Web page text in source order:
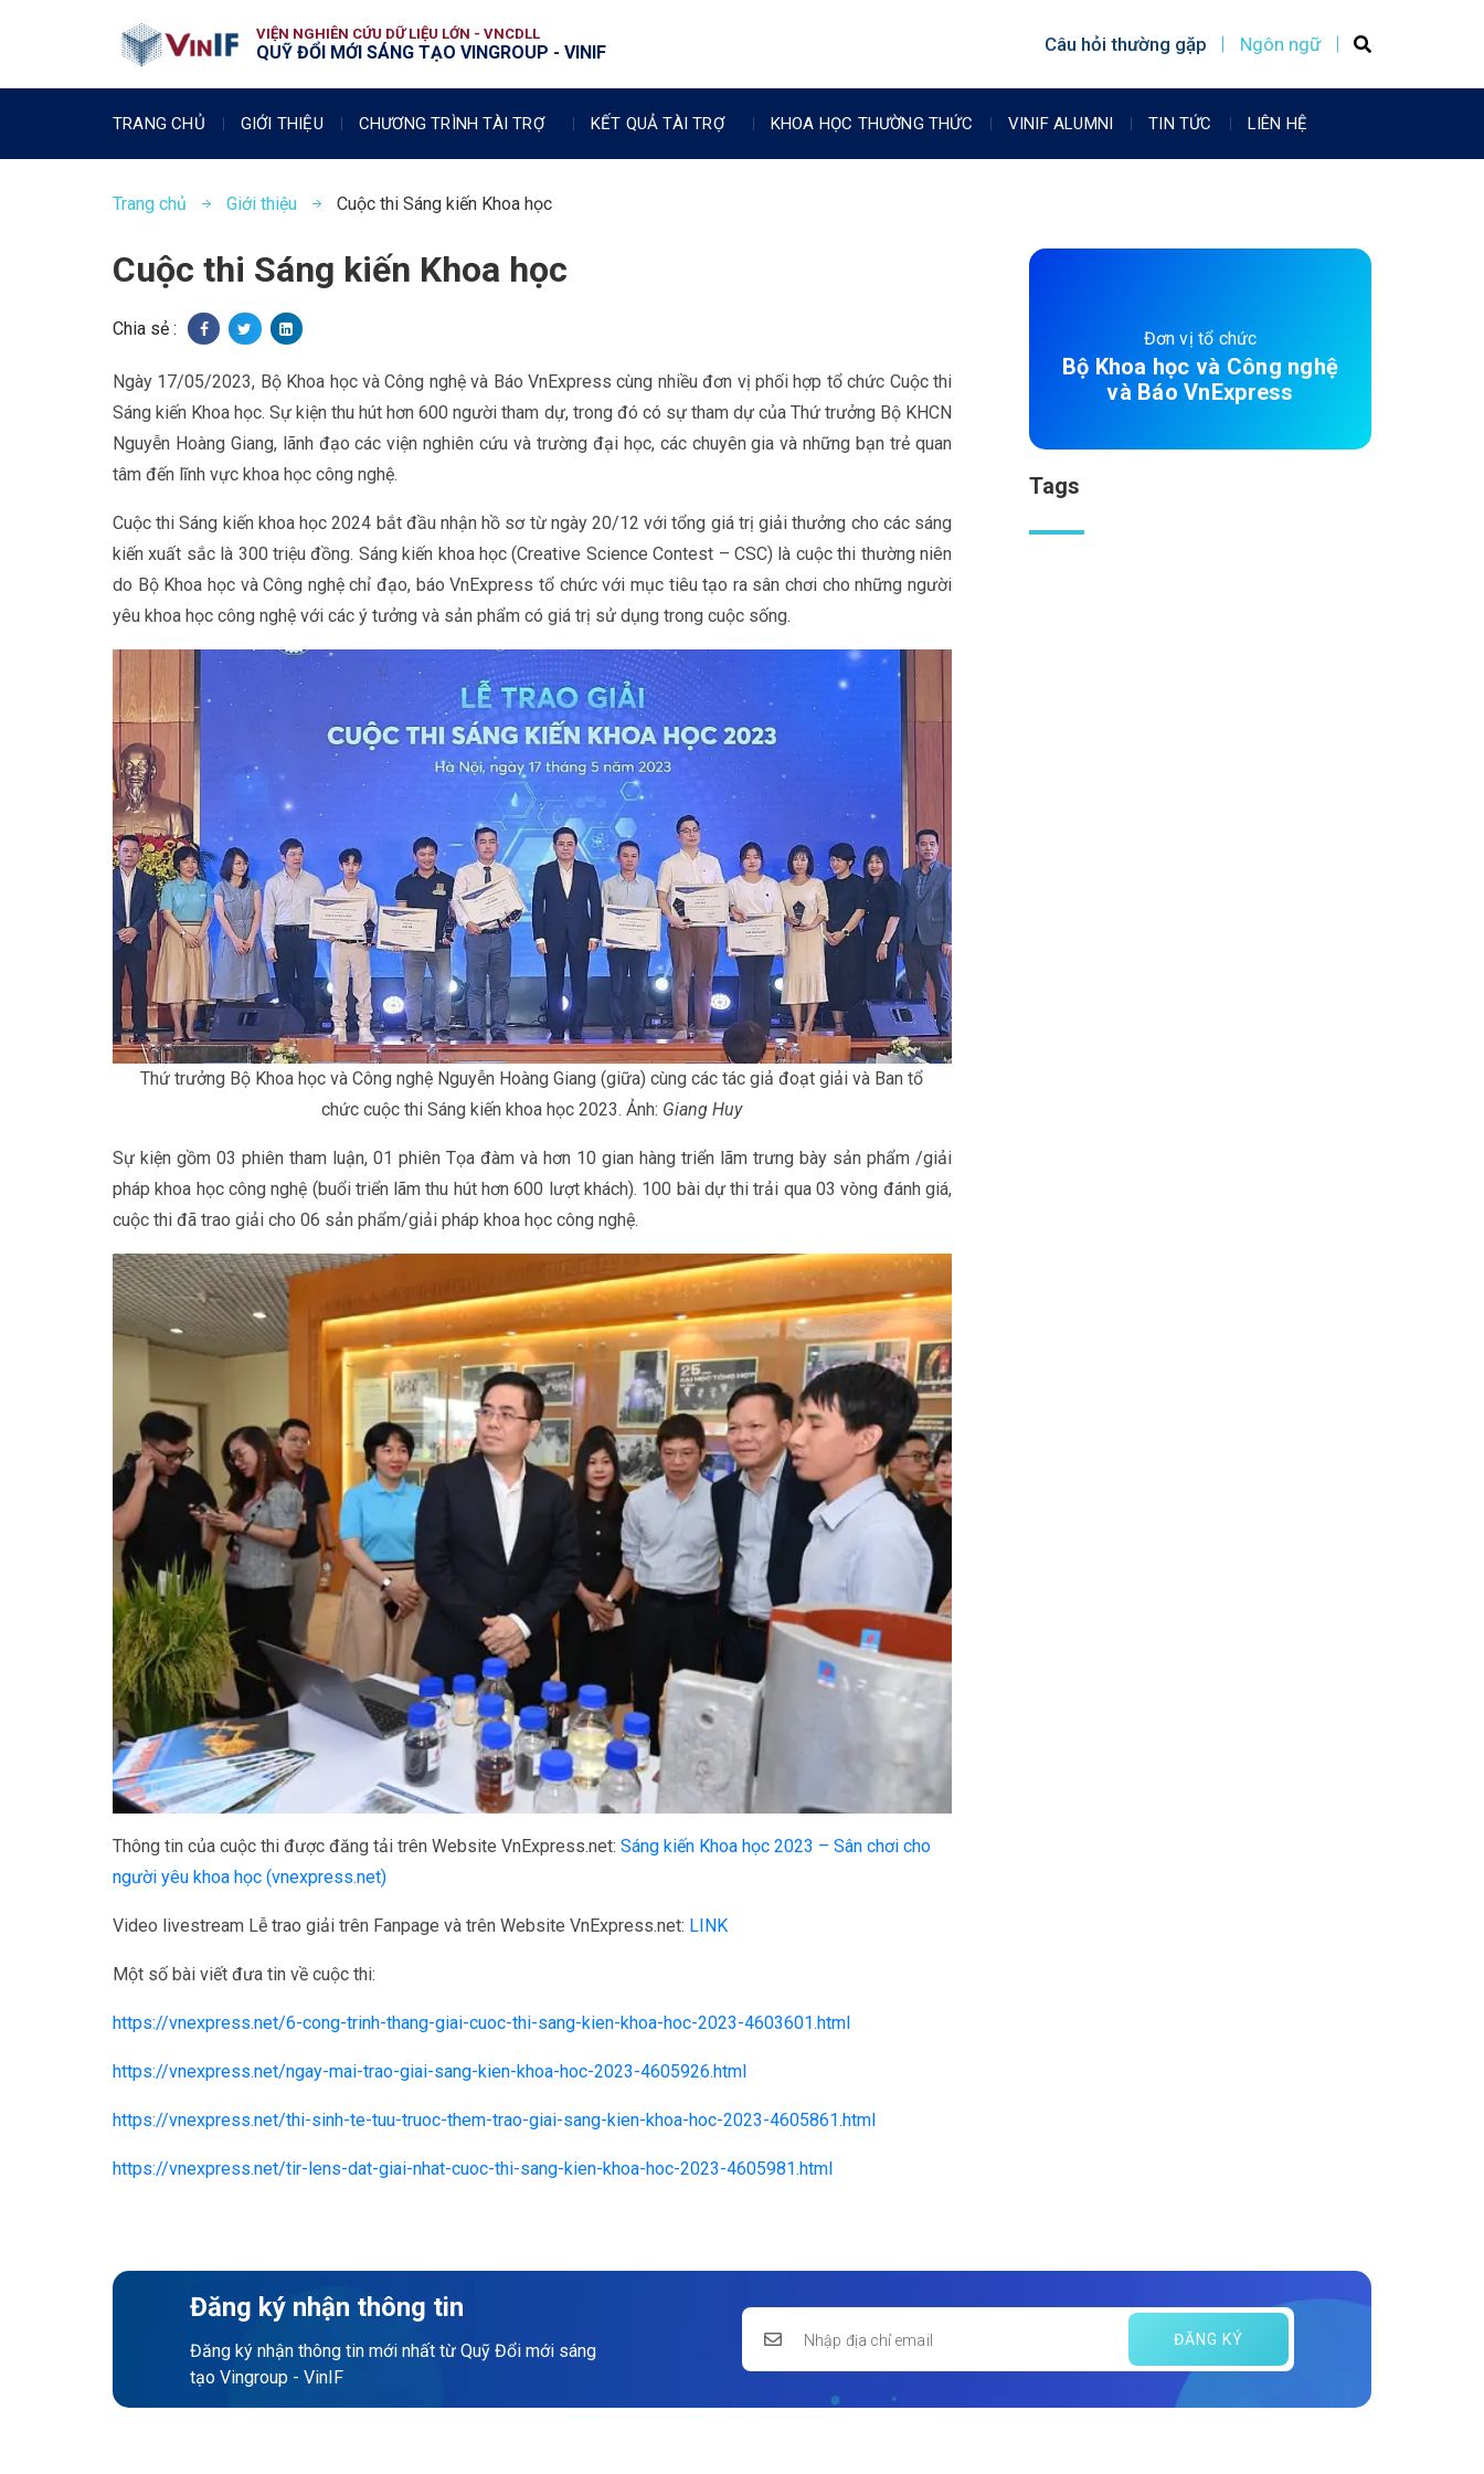
VIỆN NGHIÊN CỨU DỮ LIỆU LỚN - VNCDLL
QUỸ ĐỔI MỚI SÁNG TẠO VINGROUP - VINIF Câu hỏi thường gặp Ngôn ngữ
TRANG CHỦ GIỚI THIỆU CHƯƠNG TRÌNH TÀI TRỢ KẾT QUẢ TÀI TRỢ KHOA HỌC THƯỜNG THỨC VINIF ALUMNI TIN TỨC LIÊN HỆ
Trang chủ Giới thiệu Cuộc thi Sáng kiến Khoa học
Cuộc thi Sáng kiến Khoa học
Chia sẻ :
Ngày 17/05/2023, Bộ Khoa học và Công nghệ và Báo VnExpress cùng nhiều đơn vị phối hợp tổ chức Cuộc thi
Sáng kiến Khoa học. Sự kiện thu hút hơn 600 người tham dự, trong đó có sự tham dự của Thứ trưởng Bộ KHCN
Nguyễn Hoàng Giang, lãnh đạo các viện nghiên cứu và trường đại học, các chuyên gia và những bạn trẻ quan
tâm đến lĩnh vực khoa học công nghệ.
Cuộc thi Sáng kiến khoa học 2024 bắt đầu nhận hồ sơ từ ngày 20/12 với tổng giá trị giải thưởng cho các sáng
kiến xuất sắc là 300 triệu đồng. Sáng kiến khoa học (Creative Science Contest – CSC) là cuộc thi thường niên
do Bộ Khoa học và Công nghệ chỉ đạo, báo VnExpress tổ chức với mục tiêu tạo ra sân chơi cho những người
yêu khoa học công nghệ với các ý tưởng và sản phẩm có giá trị sử dụng trong cuộc sống.
Thứ trưởng Bộ Khoa học và Công nghệ Nguyễn Hoàng Giang (giữa) cùng các tác giả đoạt giải và Ban tổ
chức cuộc thi Sáng kiến khoa học 2023. Ảnh: Giang Huy
Sự kiện gồm 03 phiên tham luận, 01 phiên Tọa đàm và hơn 10 gian hàng triển lãm trưng bày sản phẩm /giải
pháp khoa học công nghệ (buổi triển lãm thu hút hơn 600 lượt khách). 100 bài dự thi trải qua 03 vòng đánh giá,
cuộc thi đã trao giải cho 06 sản phẩm/giải pháp khoa học công nghệ.
Thông tin của cuộc thi được đăng tải trên Website VnExpress.net: Sáng kiến Khoa học 2023 – Sân chơi cho
người yêu khoa học (vnexpress.net)
Video livestream Lễ trao giải trên Fanpage và trên Website VnExpress.net: LINK
Một số bài viết đưa tin về cuộc thi:
https://vnexpress.net/6-cong-trinh-thang-giai-cuoc-thi-sang-kien-khoa-hoc-2023-4603601.html
https://vnexpress.net/ngay-mai-trao-giai-sang-kien-khoa-hoc-2023-4605926.html
https://vnexpress.net/thi-sinh-te-tuu-truoc-them-trao-giai-sang-kien-khoa-hoc-2023-4605861.html
https://vnexpress.net/tir-lens-dat-giai-nhat-cuoc-thi-sang-kien-khoa-hoc-2023-4605981.html
Đơn vị tổ chức
Bộ Khoa học và Công nghệ
và Báo VnExpress
Tags
Đăng ký nhận thông tin
Đăng ký nhận thông tin mới nhất từ Quỹ Đổi mới sáng
tạo Vingroup - VinIF
ĐĂNG KÝ